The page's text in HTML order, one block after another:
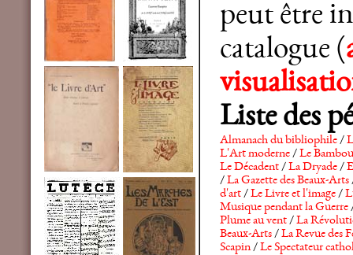
peut être
catalogue (
Liste des
Almanach du bibliophile/
L'Art moderne/Le Bambou
Le Décadent/La Dryade/
/La Gazette des Beaux-Arts
d'art/Le Livre et l'image/
Musique pendant la Guerre
Plume au vent/La
Beaux-Arts/La Revue des
Scapin/Le Spectateur